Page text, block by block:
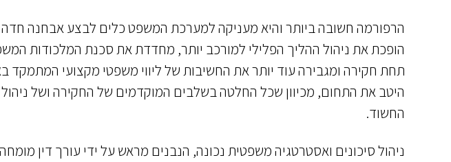
הרפורמה חשובה ביותר והיא מעניקה למערכת המשפט כלים לבצע אבחנה חדה
הופכת את ניהול ההליך הפלילי למורכב יותר, מחדדת את סכנת המלכודות
תחת חקירה ומגבירה עוד יותר את החשיבות של ליווי משפטי מקצועי המתמקד
היטב את התחום, מכיוון שכל החלטה בשלבים המוקדמים של החקירה ושל ניהול
החשוד.
ניהול סיכונים ואסטרטגיה משפטית נכונה, הנבנים מראש על ידי עורך דין